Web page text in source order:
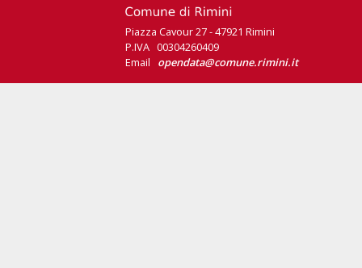
Piazza Cavour 27 - 47921 Rimini
P.IVA 00304260409
Email opendata@comune.rimini.it